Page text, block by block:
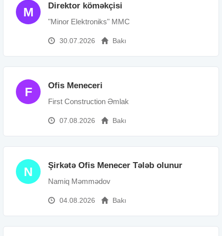
M Direktor köməkçisi
"Minor Elektroniks" MMC
30.07.2026 Bakı
F Ofis Meneceri
First Construction Əmlak
07.08.2026 Bakı
N Şirkətə Ofis Menecer Tələb olunur
Namiq Məmmədov
04.08.2026 Bakı